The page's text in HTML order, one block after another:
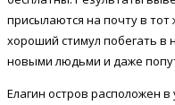
присылаются на почту в
хороший стимул побегать в
новыми людьми и даже
Елагин остров расположен